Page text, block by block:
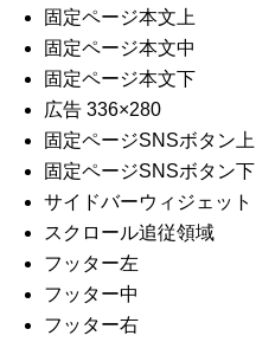
固定ページ本文上
固定ページ本文中
固定ページ本文下
広告 336×280
固定ページSNSボタン上
固定ページSNSボタン下
サイドバーウィジェット
スクロール追従領域
フッター左
フッター中
フッター右